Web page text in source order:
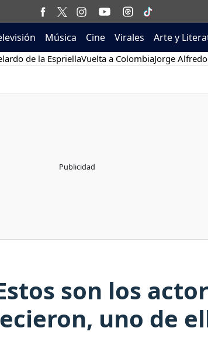
Música Cine Virales Arte y
de la EspriellaVuelta a ColombiaJorge
son los
uno de